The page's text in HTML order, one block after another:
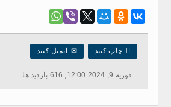
 چاپ کنید ✉ایمیل کنید
فوریه 9, 2024 12:00, 616 بازدید ها